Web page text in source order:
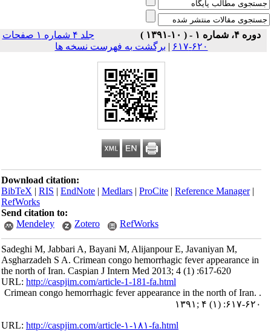
دوره ۴، شماره ۱ - ( ۱۰-۱۳۹۱ )
جلد ۴ شماره ۱ صفحات
۶۲۰-۶۱۷
| برگشت به فهرست نسخه ها
Download citation:
BibTeX|RIS|EndNote|Medlars|ProCite|Reference Manager
RefWorks
Send citation to:
Mendeley
Zotero RefWorks
Sadeghi M, Jabbari A, Bayani M, Alijanpour E, Javaniyan M,
Asgharzadeh S A. Crimean congo hemorrhagic fever appearance in
the north of Iran. Caspian J Intern Med 2013; 4 (1) :617-620
URL:http://caspjim.com/article-1-181-fa.html
Crimean congo hemorrhagic fever appearance in the north of Iran. .
۱۳۹۱; ۴ (۱) :۶۱۷-۶۲۰
URL:http://caspjim.com/article-۱-۱۸۱-fa.html